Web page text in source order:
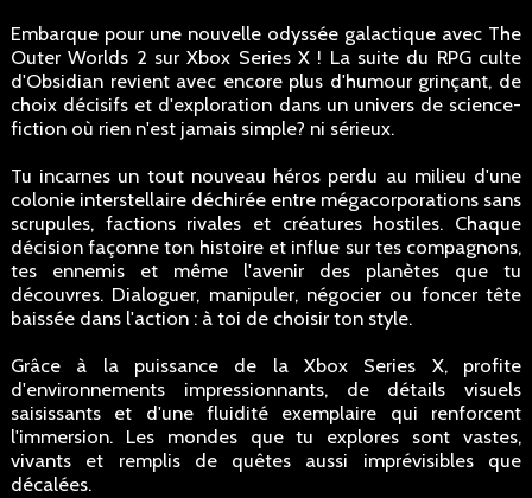
Embarque pour une nouvelle odyssée galactique avec The
Outer Worlds 2 sur Xbox Series X ! La suite du RPG culte
d'Obsidian revient avec encore plus d'humour grinçant, de
choix décisifs et d'exploration dans un univers de science-
fiction où rien n'est jamais simple? ni sérieux.
Tu incarnes un tout nouveau héros perdu au milieu d'une
colonie interstellaire déchirée entre mégacorporations sans
scrupules, factions rivales et créatures hostiles. Chaque
décision façonne ton histoire et influe sur tes compagnons,
tes ennemis et même l'avenir des planètes que tu
découvres. Dialoguer, manipuler, négocier ou foncer tête
baissée dans l'action : à toi de choisir ton style.
Grâce à la puissance de la Xbox Series X, profite
d'environnements impressionnants, de détails visuels
saisissants et d'une fluidité exemplaire qui renforcent
l'immersion. Les mondes que tu explores sont vastes,
vivants et remplis de quêtes aussi imprévisibles que
décalées.